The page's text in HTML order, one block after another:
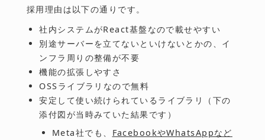
採用理由は以下の通りです。
社内システムがReact基盤なので載せやすい
別途サーバーを立てないといけないとかの、イ
ンフラ周りの整備が不要
機能の拡張しやすさ
OSSライブラリなので無料
安定して使い続けられているライブラリ（下の
添付図が当時みていた結果です）
Meta社でも、 FacebookやWhatsAppなど